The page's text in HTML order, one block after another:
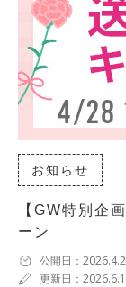
お知らせ
【GW特別企
ーン
公開日：
更新日：